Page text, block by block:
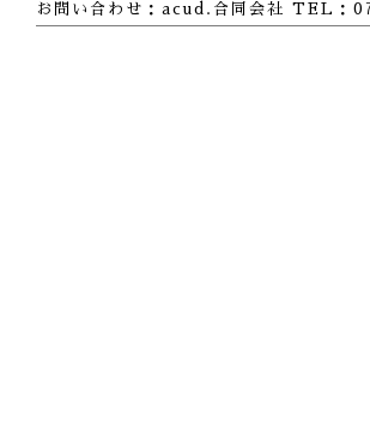
お問い合わせ：acud.合同会社 TEL：